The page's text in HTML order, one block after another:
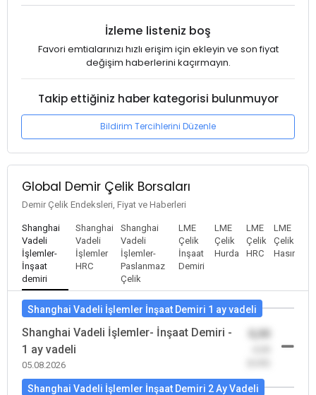
İzleme listeniz boş
Favori emtialarınızı hızlı erişim için ekleyin ve son fiyat
değişim haberlerini kaçırmayın.
Takip ettiğiniz haber kategorisi bulunmuyor
Bildirim Tercihlerini Düzenle
Global Demir Çelik Borsaları
Demir Çelik Endeksleri, Fiyat ve Haberleri
Shanghai
Vadeli
İşlemler-
İnşaat
demiri
Shanghai
Vadeli
İşlemler
HRC
Shanghai
Vadeli
İşlemler-
Paslanmaz
Çelik
LME
Çelik
İnşaat
Demiri
LME
Çelik
Hurda
LME
Çelik
HRC
LME
Çelik
Hasır
Shanghai Vadeli İşlemler İnşaat Demiri 1 ay vadeli
Shanghai Vadeli İşlemler- İnşaat Demiri -
1 ay vadeli
05.08.2026
Shanghai Vadeli İşlemler İnşaat Demiri 2 Ay Vadeli